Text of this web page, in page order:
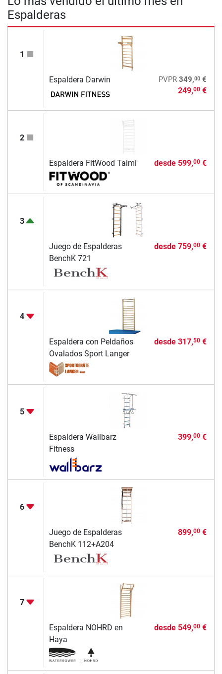
Espalderas
1
Espaldera Darwin PVPR 349,00€
249,00€
2
Espaldera FitWood Taimi desde 599,00€
3
Juego de Espalderas
BenchK 721
desde 759,00€
4
Espaldera con Peldaños
Ovalados Sport Langer
desde 317,50€
5
Espaldera Wallbarz
Fitness
399,00€
6
Juego de Espalderas
BenchK 112+A204
899,00€
7
Espaldera NOHRD en
Haya
desde 549,00€